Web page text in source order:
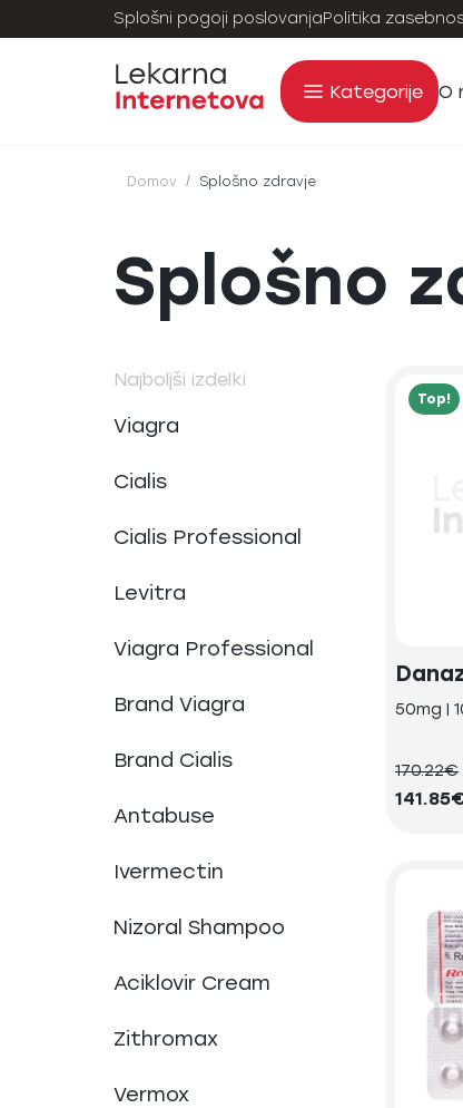
Splošni pogoji poslovanjaPolitika
Kategorije O
Domov / Splošno zdravje
Splošno
Najboljši izdelki
Viagra
Cialis
Cialis Professional
Levitra
Viagra Professional
Brand Viagra
Brand Cialis
Antabuse
Ivermectin
Nizoral Shampoo
Aciklovir Cream
Zithromax
Vermox
Top!
50mg |
170.22€